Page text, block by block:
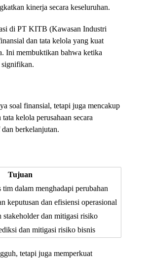
kinerja secara keseluruhan.
di PT KITB (Kawasan Industri
dan tata kelola yang kuat
Ini membuktikan bahwa ketika
signifikan.
soal finansial, tetapi juga mencakup
kelola perusahaan secara
berkelanjutan.
Tujuan
dalam menghadapi perubahan
keputusan dan efisiensi operasional
stakeholder dan mitigasi risiko
dan mitigasi risiko bisnis
tetapi juga memperkuat